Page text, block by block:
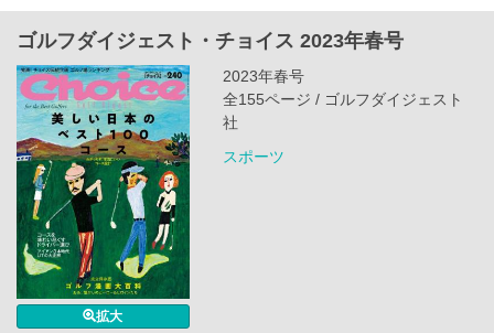
ゴルフダイジェスト・チョイス 2023年春号
拡大
2023年春号
全155ページ / ゴルフダイジェスト
社
スポーツ